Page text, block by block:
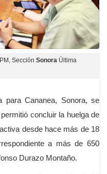
, Sección Sonora Última
Cananea, Sonora, se
concluir la huelga de
desde hace más de 18
a más de 650
Durazo Montaño.